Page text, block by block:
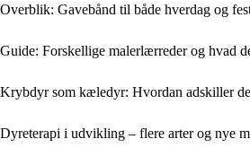
Overblik: Gavebånd til både hverdag og
Guide: Forskellige malerlærreder og hvad
Krybdyr som kæledyr: Hvordan adskiller
Dyreterapi i udvikling – flere arter og nye